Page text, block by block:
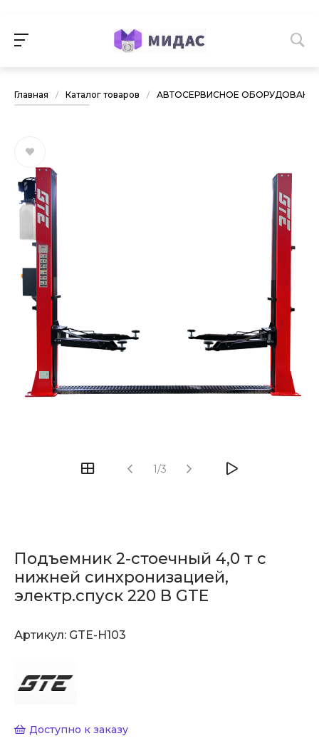
Главная / Каталог товаров / АВТОСЕРВИСНОЕ
1/3
Подъемник 2-стоечный 4,0 т с
нижней синхронизацией,
электр.спуск 220 В GTE
Артикул: GTE-H103
Доступно к заказу